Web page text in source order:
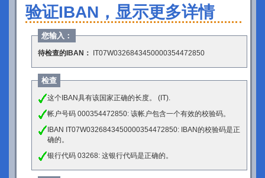
验证IBAN，显示更多详情
您输入：
待检查的IBAN： IT07W0326843450000354472850
检查
这个IBAN具有该国家正确的长度。 (IT).
帐户号码 000354472850: 该帐户包含一个有效的校验码。
IBAN IT07W0326843450000354472850: IBAN的校验码是正
确的。
银行代码 03268: 这银行代码是正确的。